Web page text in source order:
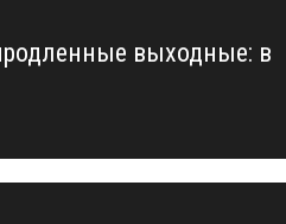
выходные: в